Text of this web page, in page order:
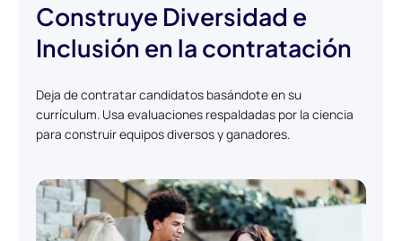
Construye Diversidad e
Inclusión en la contratación
Deja de contratar candidatos basándote en su
currículum. Usa evaluaciones respaldadas por la ciencia
para construir equipos diversos y ganadores.